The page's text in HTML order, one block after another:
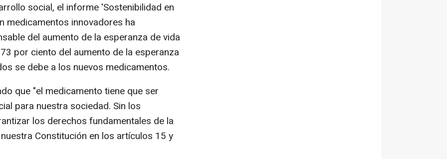
social, el informe 'Sostenibilidad en
medicamentos innovadores ha
del aumento de la esperanza de vida
por ciento del aumento de la esperanza
se debe a los nuevos medicamentos.
que "el medicamento tiene que ser
para nuestra sociedad. Sin los
los derechos fundamentales de la
Constitución en los artículos 15 y